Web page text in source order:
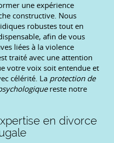
une expérience
constructive. Nous
robustes tout en
afin de vous
liées à la violence
traité avec une attention
votre voix soit entendue et
célérité. La protection de
reste notre
en divorce